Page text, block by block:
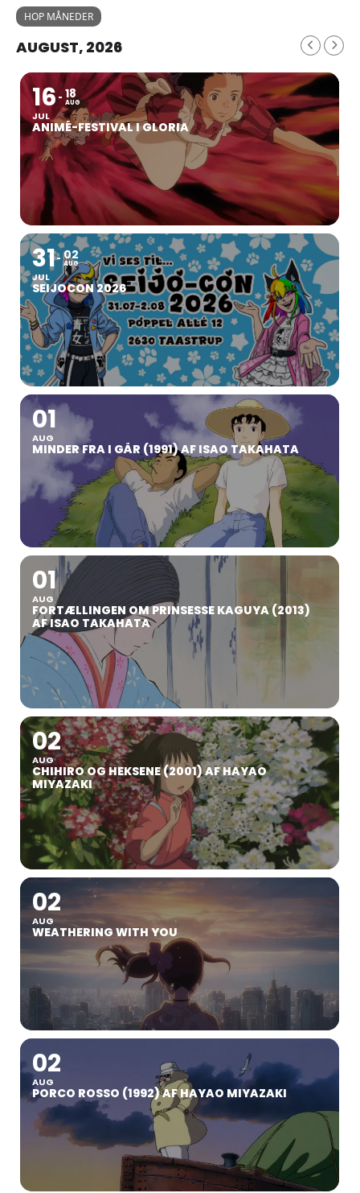
HOP MÅNEDER
AUGUST, 2026
16
JUL
18
AUG
ANIMÉ-FESTIVAL I GLORIA
31
JUL
02
AUG
SEIJOCON 2026
01
AUG
MINDER FRA I GÅR (1991) AF ISAO TAKAHATA
01
AUG
FORTÆLLINGEN OM PRINSESSE KAGUYA (2013)
AF ISAO TAKAHATA
02
AUG
CHIHIRO OG HEKSENE (2001) AF HAYAO
MIYAZAKI
02
AUG
WEATHERING WITH YOU
02
AUG
PORCO ROSSO (1992) AF HAYAO MIYAZAKI